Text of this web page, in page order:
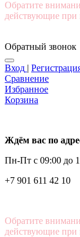
Обратите
действующие при
Обратный звонок
Вход |
Сравнение
Избранное
Корзина
Ждём вас по
Пн-Пт с 09:00 до
+7 901 611 42 10
Обратите
действующие при